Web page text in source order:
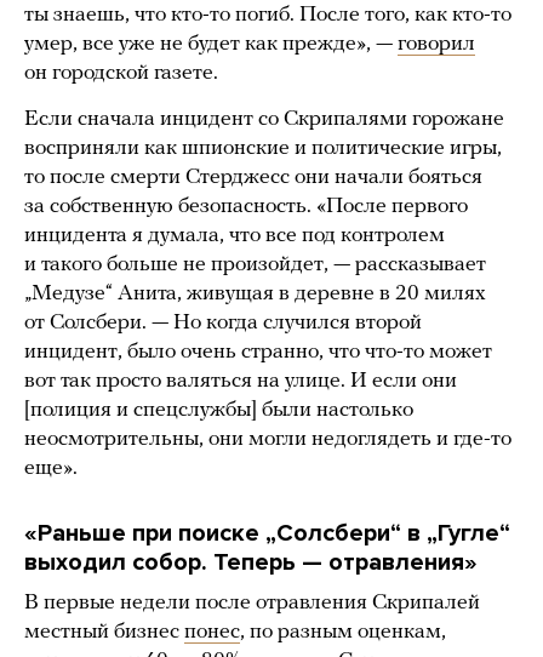
ты знаешь, что кто-то погиб. После того, как кто-то
умер, все уже не будет как прежде», — говорил
он городской газете.
Если сначала инцидент со Скрипалями горожане
восприняли как шпионские и политические игры,
то после смерти Стерджесс они начали бояться
за собственную безопасность. «После первого
инцидента я думала, что все под контролем
и такого больше не произойдет, — рассказывает
„Медузе“ Анита, живущая в деревне в 20 милях
от Солсбери. — Но когда случился второй
инцидент, было очень странно, что что-то может
вот так просто валяться на улице. И если они
[полиция и спецслужбы] были настолько
неосмотрительны, они могли недоглядеть и где-то
еще».
«Раньше при поиске „Солсбери“ в „Гугле“
выходил собор. Теперь — отравления»
В первые недели после отравления Скрипалей
местный бизнес понес, по разным оценкам,